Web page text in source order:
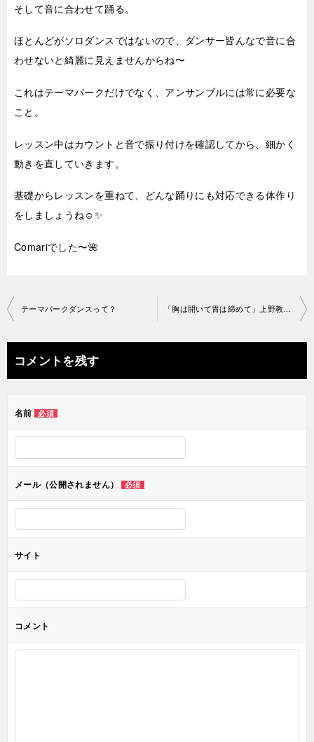
そして音に合わせて踊る。
ほとんどがソロダンスではないので、ダンサー皆んなで音に合
わせないと綺麗に見えませんからね〜
これはテーマパークだけでなく、アンサンブルには常に必要な
こと。
レッスン中はカウントと音で振り付けを確認してから、細かく
動きを直していきます。
基礎からレッスンを重ねて、どんな踊りにも対応できる体作り
をしましょうね☺️✨
Comariでした〜🌺
投
ナ
ビ
ー
ン
テーマパークダンスって？ 「胸は開いて胃は締めて」上野教室2021-04-25-­no0081-­1510
コメントを残す
名前 必須
メール（公開されません） 必須
サイト
コメント